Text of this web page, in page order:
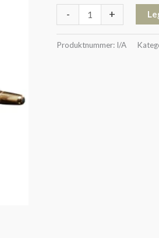
- +
Produktnummer: I/A